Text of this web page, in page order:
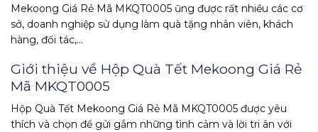
Mekoong Giá Rẻ Mã MKQT0005 ũng được rất nhiều các cơ
sở, doanh nghiệp sử dụng làm quà tặng nhân viên, khách
hàng, đối tác,…
Giới thiệu về Hộp Quà Tết Mekoong Giá Rẻ
Mã MKQT0005
Hộp Quà Tết Mekoong Giá Rẻ Mã MKQT0005 được yêu
thích và chọn để gửi gắm những tình cảm và lời tri ân với